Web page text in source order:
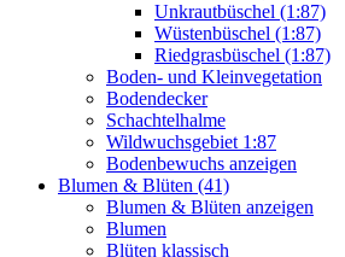
Unkrautbüschel (1:87)
Wüstenbüschel (1:87)
Riedgrasbüschel (1:87)
Boden- und Kleinvegetation
Bodendecker
Schachtelhalme
Wildwuchsgebiet 1:87
Bodenbewuchs anzeigen
Blumen & Blüten (41)
Blumen & Blüten anzeigen
Blumen
Blüten klassisch